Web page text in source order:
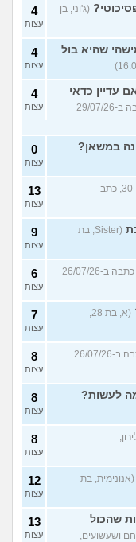
(ג'וני, בן
4
עצות
שהיא בול
4
עצות
עדיין כדאי
(אסראא, בת 18, כתבה ב-29/07/26
4
עצות
במשאן? 0
עצות
(אלירן, בן 30, כתב
13
עצות
(Sister, בת
9
עצות
(נערה, בת 16, כתבה ב-26/07/26
6
עצות
7
עצות
(.., בת 21, כתבה ב-26/07/26
8
עצות
לעשות? 8
עצות
8
עצות
(אנונימית, בת
12
עצות
שהכול
ושעשועים,
13
עצות